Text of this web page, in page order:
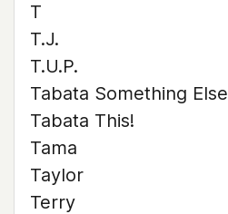
T
T.J.
T.U.P.
Tabata Something Else
Tabata This!
Tama
Taylor
Terry